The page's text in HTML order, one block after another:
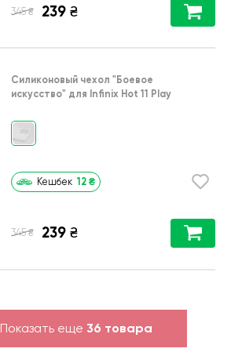
345 ₴ 239 ₴
Силиконовый чехол "Боевое
искусство" для Infinix Hot 11 Play
Кешбек 12 ₴
345 ₴ 239 ₴
Показать еще 36 товара